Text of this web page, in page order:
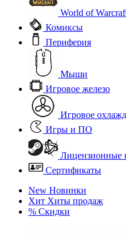
World of
Комиксы
Периферия
Мыши
Игровое железо
Игровое
Игры и ПО
Лицензионные
Сертификаты
New Новинки
Хит Хиты продаж
% Скидки